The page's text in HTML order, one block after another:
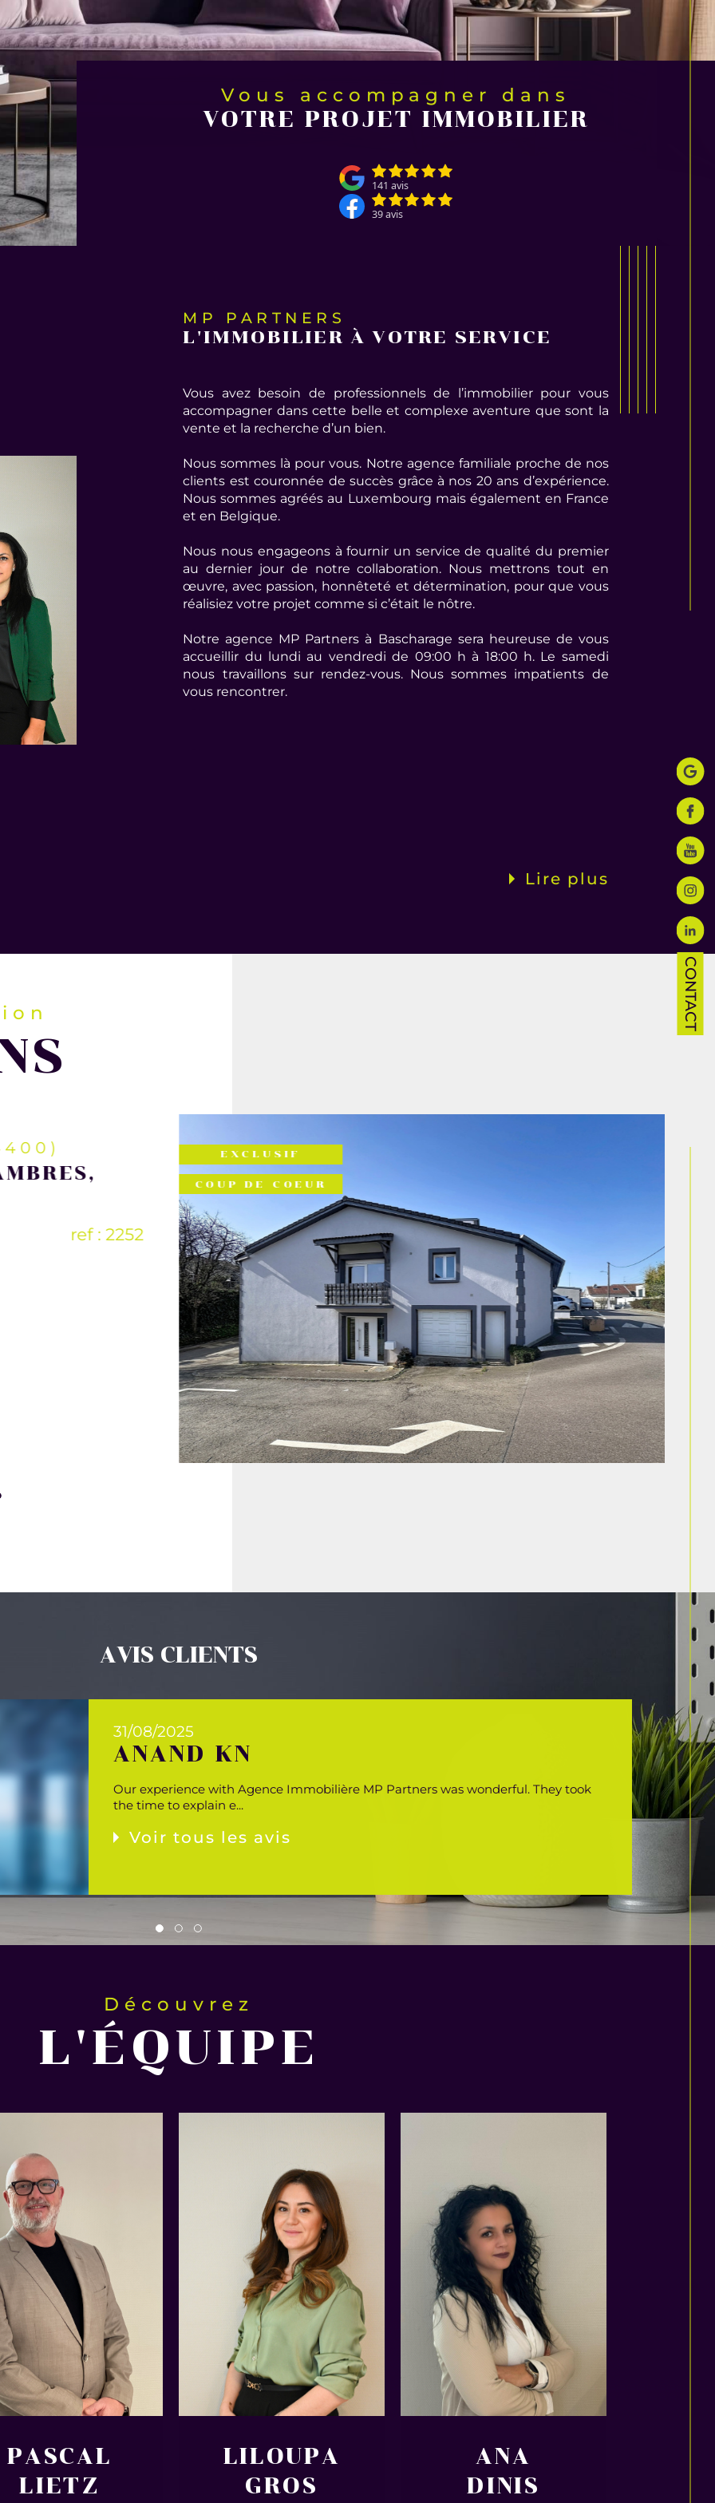
CONTACT
Vous accompagner dans
VOTRE PROJET IMMOBILIER
141 avis
39 avis
MP PARTNERS
L'IMMOBILIER À VOTRE SERVICE
Vous avez besoin de professionnels de l’immobilier pour vous
accompagner dans cette belle et complexe aventure que sont la
vente et la recherche d’un bien.
Nous sommes là pour vous. Notre agence familiale proche de nos
clients est couronnée de succès grâce à nos 20 ans d’expérience.
Nous sommes agréés au Luxembourg mais également en France
et en Belgique.
Nous nous engageons à fournir un service de qualité du premier
au dernier jour de notre collaboration. Nous mettrons tout en
œuvre, avec passion, honnêteté et détermination, pour que vous
réalisiez votre projet comme si c’était le nôtre.
Notre agence MP Partners à Bascharage sera heureuse de vous
accueillir du lundi au vendredi de 09:00 h à 18:00 h. Le samedi
nous travaillons sur rendez-vous. Nous sommes impatients de
vous rencontrer.
Lire plus
ref : 2252
EXCLUSIF
COUP DE COEUR
AVIS CLIENTS
31/08/2025
ANAND KN
Our experience with Agence Immobilière MP Partners was wonderful. They took
the time to explain e...
Voir tous les avis
Découvrez
L'ÉQUIPE
PASCAL
LIETZ
LILOUPA
GROS
ANA
DINIS